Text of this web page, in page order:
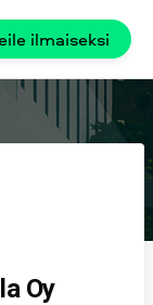
ilmaiseksi
Oy